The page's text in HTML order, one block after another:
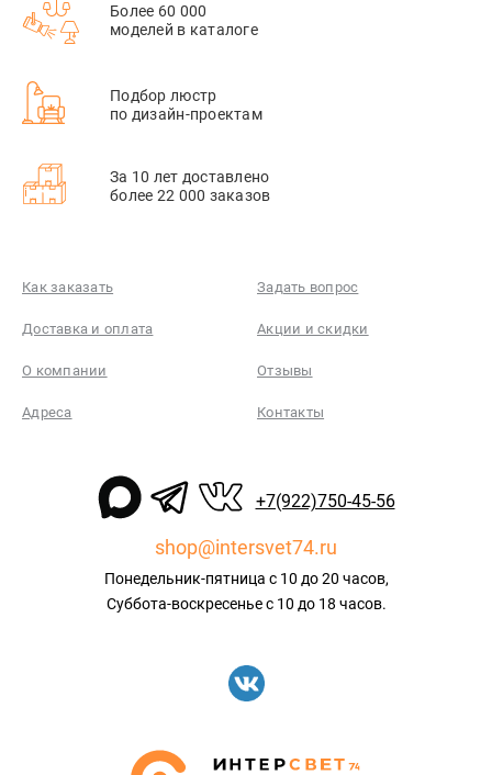
Более 60 000
моделей в каталоге
Подбор люстр
по дизайн-проектам
За 10 лет доставлено
более 22 000 заказов
Как заказать Задать вопрос
Доставка и оплата Акции и скидки
О компании Отзывы
Адреса Контакты
+7(922)750-45-56
shop@intersvet74.ru
Понедельник-пятница с 10 до 20 часов,
Суббота-воскресенье с 10 до 18 часов.